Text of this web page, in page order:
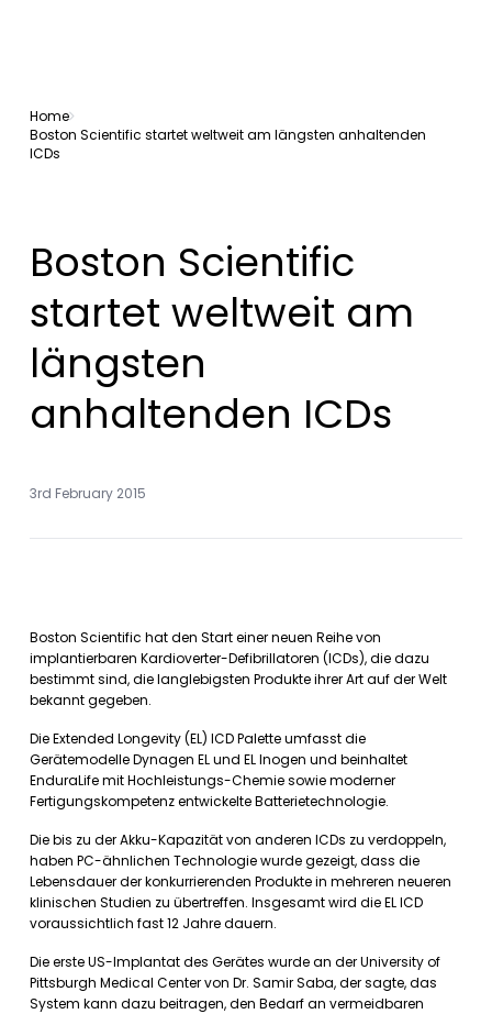
Home
Boston Scientific startet weltweit am längsten anhaltenden
ICDs
Boston Scientific
startet weltweit am
längsten
anhaltenden ICDs
3rd February 2015
Boston Scientific hat den Start einer neuen Reihe von
implantierbaren Kardioverter-Defibrillatoren (ICDs), die dazu
bestimmt sind, die langlebigsten Produkte ihrer Art auf der Welt
bekannt gegeben.
Die Extended Longevity (EL) ICD Palette umfasst die
Gerätemodelle Dynagen EL und EL Inogen und beinhaltet
EnduraLife mit Hochleistungs-Chemie sowie moderner
Fertigungskompetenz entwickelte Batterietechnologie.
Die bis zu der Akku-Kapazität von anderen ICDs zu verdoppeln,
haben PC-ähnlichen Technologie wurde gezeigt, dass die
Lebensdauer der konkurrierenden Produkte in mehreren neueren
klinischen Studien zu übertreffen. Insgesamt wird die EL ICD
voraussichtlich fast 12 Jahre dauern.
Die erste US-Implantat des Gerätes wurde an der University of
Pittsburgh Medical Center von Dr. Samir Saba, der sagte, das
System kann dazu beitragen, den Bedarf an vermeidbaren